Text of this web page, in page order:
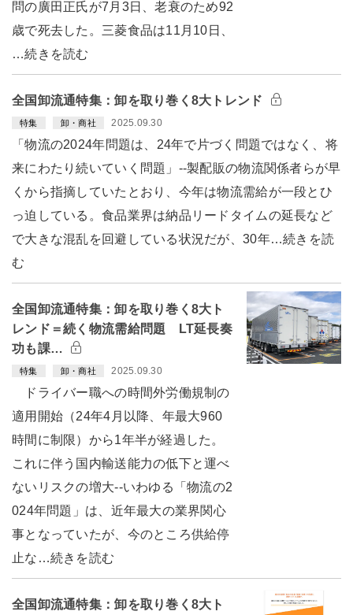
問の廣田正氏が7月3日、老衰のため92
歳で死去した。三菱食品は11月10日、
…続きを読む
全国卸流通特集：卸を取り巻く8大トレンド
特集 卸・商社 2025.09.30
「物流の2024年問題は、24年で片づく問題ではなく、将
来にわたり続いていく問題」--製配販の物流関係者らが早
くから指摘していたとおり、今年は物流需給が一段とひ
っ迫している。食品業界は納品リードタイムの延長など
で大きな混乱を回避している状況だが、30年…続きを読
む
全国卸流通特集：卸を取り巻く8大ト
レンド＝続く物流需給問題 LT延長奏
功も課…
特集 卸・商社 2025.09.30
ドライバー職への時間外労働規制の
適用開始（24年4月以降、年最大960
時間に制限）から1年半が経過した。
これに伴う国内輸送能力の低下と運べ
ないリスクの増大--いわゆる「物流の2
024年問題」は、近年最大の業界関心
事となっていたが、今のところ供給停
止な…続きを読む
全国卸流通特集：卸を取り巻く8大ト